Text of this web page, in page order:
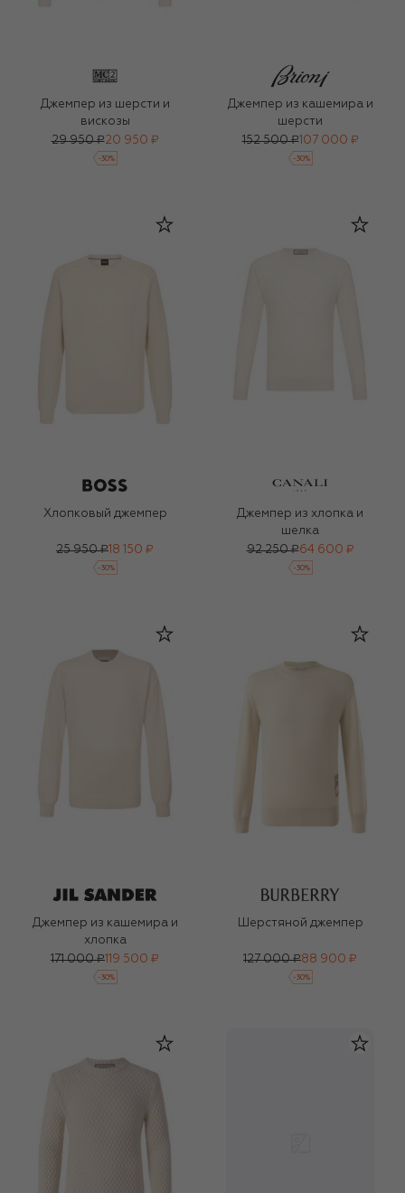
Джемпер из шерсти и
вискозы
29 950 ₽20 950 ₽
-30%
Джемпер из кашемира и
шерсти
152 500 ₽107 000 ₽
-30%
Хлопковый джемпер
25 950 ₽ 18 150 ₽
-30%
Джемпер из хлопка и
шелка
92 250 ₽64 600 ₽
-30%
Джемпер из кашемира и
хлопка
171 000 ₽ 119 500 ₽
-30%
Шерстяной джемпер
127 000 ₽88 900 ₽
-30%